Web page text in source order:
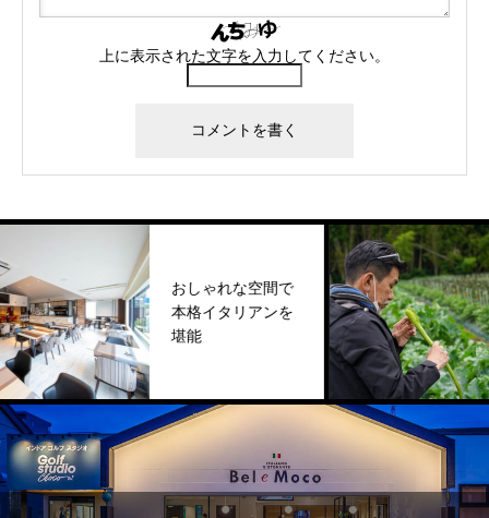
上に表示された文字を入力してください。
おしゃれな空間で
本格イタリアンを
堪能
シェ
農園